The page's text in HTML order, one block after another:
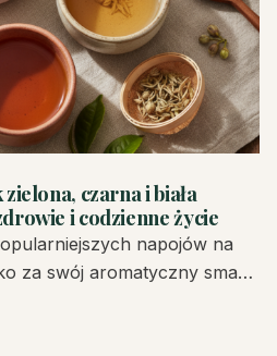
czarna i biała
i codzienne życie
napojów na
za swój aromatyczny sma…